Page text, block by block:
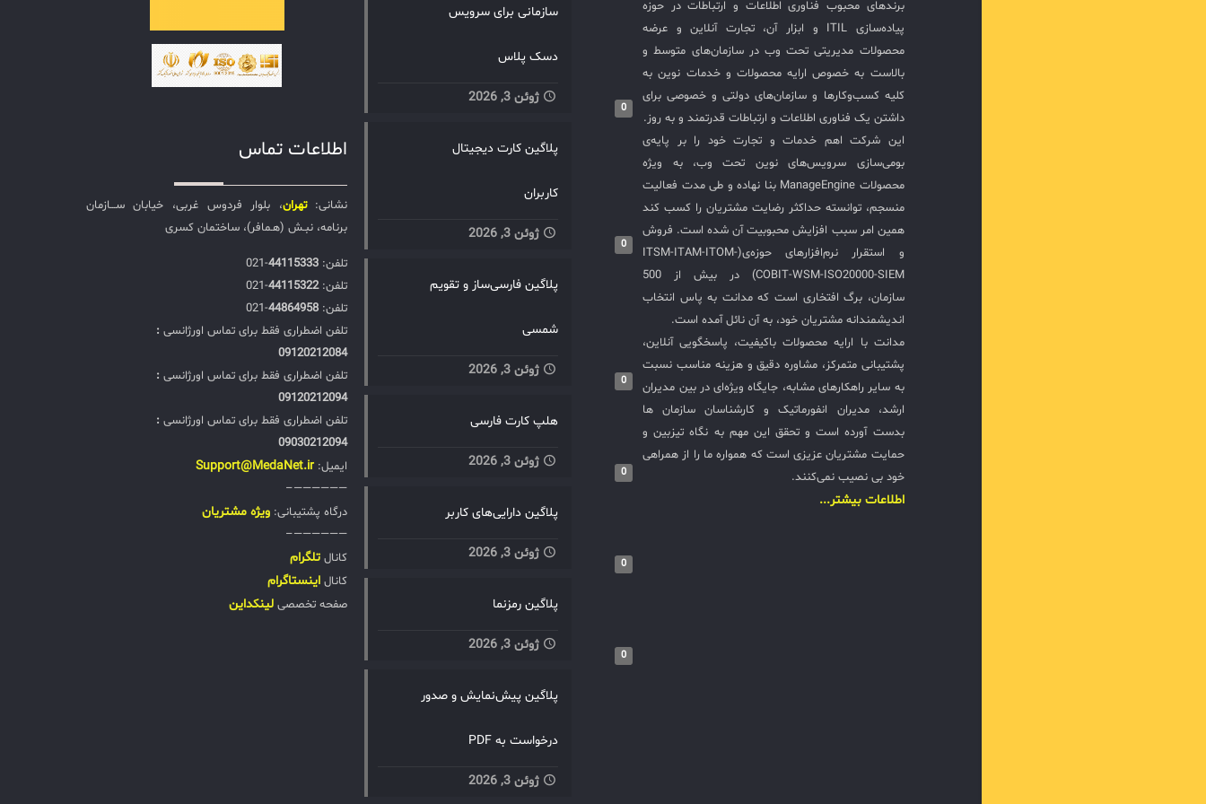
برندهای محبوب فناوری اطلاعات و ارتباطات در حوزه
پیاده‌سازی ITIL و ابزار آن، تجارت آنلاین و عرضه
محصولات مدیریتی تحت وب در سازمان‌های متوسط و
بالاست به خصوص ارایه محصولات و خدمات نوین به
کلیه کسب‌وکارها و سازمان‌های دولتی و خصوصی برای
داشتن یک فناوری اطلاعات و ارتباطات قدرتمند و به روز.
این شرکت اهم خدمات و تجارت خود را بر پایه‌ی
بومی‌سازی سرویس‌های نوین تحت وب، به ویژه
محصولات ManageEngine بنا نهاده و طی مدت فعالیت
منسجم، توانسته حداکثر رضایت مشتریان را کسب کند
همین امر سبب افزایش محبوبیت آن شده است. فروش
و استقرار نرم‌افزارهای حوزه‌ی(ITSM-ITAM-ITOM-
COBIT-WSM-ISO20000-SIEM) در بیش از 500
سازمان، برگ افتخاری است که مدانت به پاس انتخاب
اندیشمندانه مشتریان خود، به آن نائل آمده است.
مدانت با ارایه محصولات باکیفیت، پاسخگویی آنلاین،
پشتیبانی متمرکز، مشاوره دقیق و هزینه مناسب نسبت
به سایر راهکارهای مشابه، جایگاه ویژه‌ای در بین مدیران
ارشد، مدیران انفورماتیک و کارشناسان سازمان ها
بدست آورده است و تحقق این مهم به نگاه تیزبین و
حمایت مشتریان عزیزی است که همواره ما را از همراهی
خود بی نصیب نمی‌کنند.
اطلاعات بیشتر...
سازمانی برای سرویس
دسک پلاس
ژوئن 3, 2026
0
پلاگین کارت دیجیتال
کاربران
ژوئن 3, 2026
0
پلاگین فارسی‌ساز و تقویم
شمسی
ژوئن 3, 2026
0
هلپ کارت فارسی
ژوئن 3, 2026
0
پلاگین دارایی‌های کاربر
ژوئن 3, 2026
0
پلاگین رمزنما
ژوئن 3, 2026
0
پلاگین پیش‌نمایش و صدور
درخواست به PDF
ژوئن 3, 2026
اطلاعات تماس
نشانی:تهران، بلوار فردوس غربی، خیابان ســـازمان
برنامه، نبـش (هـمافر)، ساختمان کسری
تلفن:‌ 44115333
-021
تلفن:‌44115322
-021
تلفن:‌ 44864958
-021
تلفن اضطراری فقط برای تماس اورژانسی :
09120212084
تلفن اضطراری فقط برای تماس اورژانسی :
09120212094
تلفن اضطراری فقط برای تماس اورژانسی :
09030212094
ایمیل: Support@MedaNet.ir
——————–
درگاه پشتیبانی: ويژه مشتریان
——————–
کانال تلگرام
کانال اینستاگرام
صفحه تخصصی لینکداین